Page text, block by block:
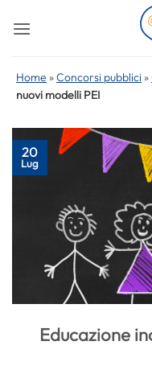
Home »Concorsi pubblici »
nuovi modelli PEI
20
Lug
Educazione